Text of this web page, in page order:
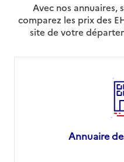
Avec nos annuaires,
comparez les prix des
site de votre
Annuaire